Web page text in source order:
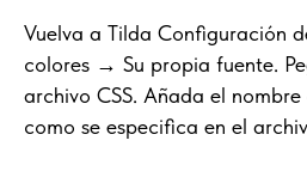
Vuelva a Tilda Configuración
colores → Su propia fuente.
archivo CSS. Añada el
como se especifica en el